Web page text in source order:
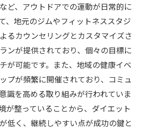
ど、アウトドアでの運動が日常的に
、地元のジムやフィットネススタジ
るカウンセリングとカスタマイズさ
ンが提供されており、個々の目標に
が可能です。また、地域の健康イベ
プが頻繁に開催されており、コミュ
識を高める取り組みが行われていま
が整っていることから、ダイエット
低く、継続しやすい点が成功の鍵と